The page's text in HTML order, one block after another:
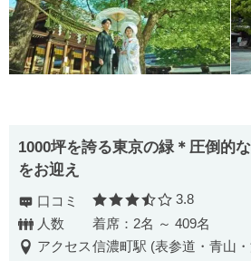
1000坪を誇る東京の緑＊圧倒的
をお迎え
口コミ 口コミ評価
3.8
人数
着席：2名 ～ 409名
アクセス信濃町駅 (表参道・青山